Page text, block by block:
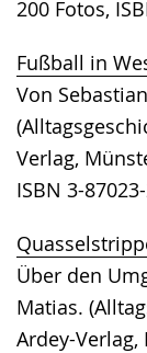
200 Fotos,
Fußball in
Von
Verlag,
ISBN 3-
Über den
Matias.
Ardey-Verlag,